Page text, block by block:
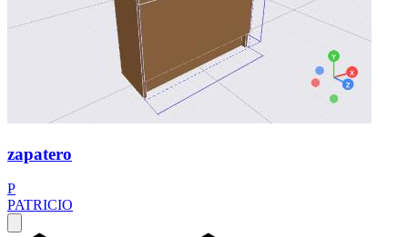
zapatero
P
PATRICIO